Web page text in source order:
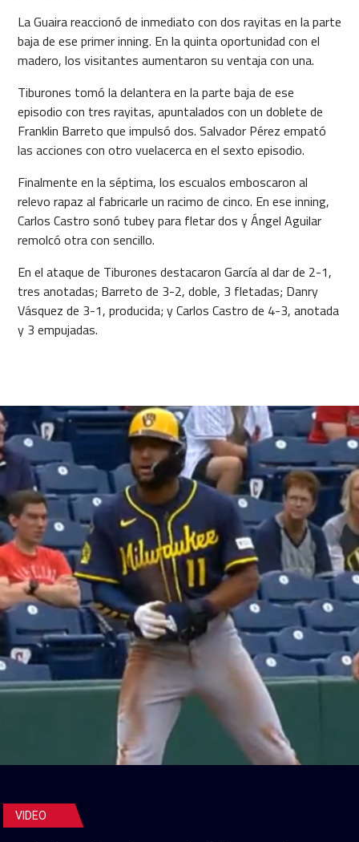
La Guaira reaccionó de inmediato con dos rayitas en la parte
baja de ese primer inning. En la quinta oportunidad con el
madero, los visitantes aumentaron su ventaja con una.
Tiburones tomó la delantera en la parte baja de ese
episodio con tres rayitas, apuntalados con un doblete de
Franklin Barreto que impulsó dos. Salvador Pérez empató
las acciones con otro vuelacerca en el sexto episodio.
Finalmente en la séptima, los escualos emboscaron al
relevo rapaz al fabricarle un racimo de cinco. En ese inning,
Carlos Castro sonó tubey para fletar dos y Ángel Aguilar
remolcó otra con sencillo.
En el ataque de Tiburones destacaron García al dar de 2-1,
tres anotadas; Barreto de 3-2, doble, 3 fletadas; Danry
Vásquez de 3-1, producida; y Carlos Castro de 4-3, anotada
y 3 empujadas.
VIDEO